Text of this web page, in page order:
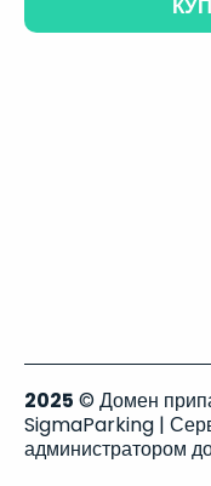
2025 © Домен
SigmaParking |
администратором